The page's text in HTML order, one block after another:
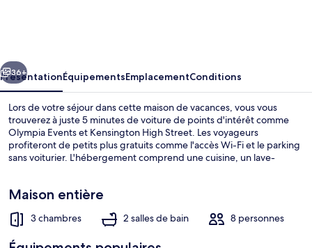
-
Central
London
Extérieur
Suivant
36+
PrésentationÉquipementsEmplacementConditions
Lors de votre séjour dans cette maison de vacances, vous vous
trouverez à juste 5 minutes de voiture de points d'intérêt comme
Olympia Events et Kensington High Street. Les voyageurs
profiteront de petits plus gratuits comme l'accès Wi-Fi et le parking
sans voiturier. L'hébergement comprend une cuisine, un lave-
à 10 min et Station de métro Parsons Green, à 12 min.
Maison entière
3 chambres 2 salles de bain 8 personnes